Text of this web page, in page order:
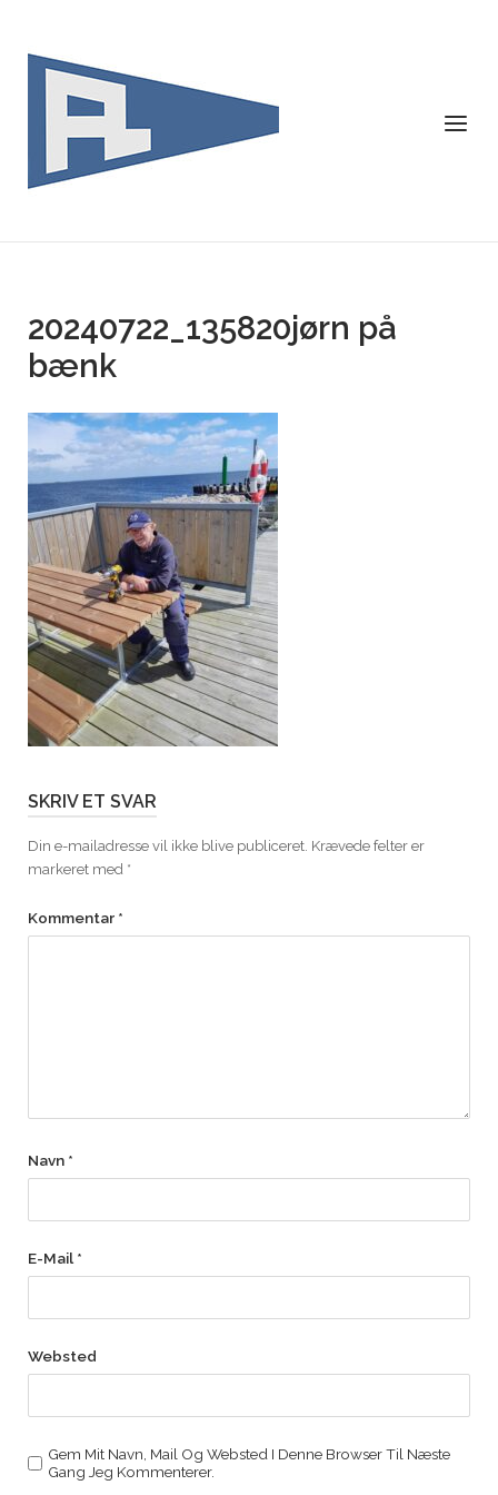
content
Menu
20240722_135820jørn på
bænk
SKRIV ET SVAR
Din e-mailadresse vil ikke blive publiceret. Krævede felter er
markeret med *
Kommentar *
Navn *
E-Mail *
Websted
Gem Mit Navn, Mail Og Websted I Denne Browser Til Næste
Gang Jeg Kommenterer.